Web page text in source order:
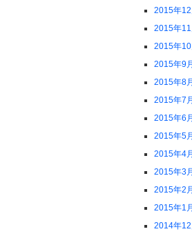
2015年12
2015年11
2015年10
2015年9月
2015年8月
2015年7月
2015年6月
2015年5月
2015年4月
2015年3月
2015年2月
2015年1月
2014年12